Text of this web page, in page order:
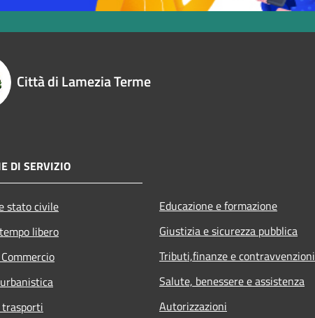
Città di Lamezia Terme
DI SERVIZIO
stato civile
libero
Educazione e formazione
Giustizia e sicurezza pubblica
Tributi,finanze e contravvenzioni
Salute, benessere e assistenza
Autorizzazioni